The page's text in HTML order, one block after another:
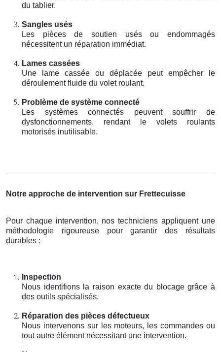
du tablier.
Sangles usés
Les pièces de soutien usés ou endommagés
nécessitent un réparation immédiat.
Lames cassées
Une lame cassée ou déplacée peut empêcher le
déroulement fluide du volet roulant.
Problème de système connecté
Les systèmes connectés peuvent souffrir de
dysfonctionnements, rendant le volets roulants
motorisés inutilisable.
Notre approche de intervention sur Frettecuisse
Pour chaque intervention, nos techniciens appliquent une
méthodologie rigoureuse pour garantir des résultats
durables :
Inspection
Nous identifions la raison exacte du blocage grâce à
des outils spécialisés.
Réparation des pièces défectueux
Nous intervenons sur les moteurs, les commandes ou
tout autre élément nécessitant une intervention.